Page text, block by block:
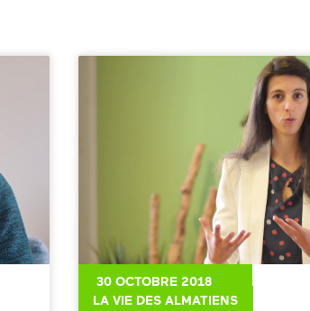
LA VIE DES ALMATIENS
30 OCTOBRE 2018